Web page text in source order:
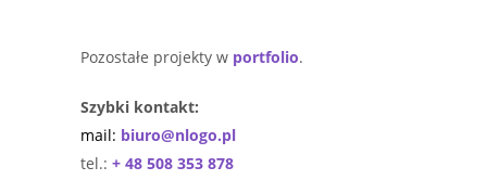
Pozostałe projekty w portfolio.
Szybki kontakt:
mail: biuro@nlogo.pl
tel.: + 48 508 353 878